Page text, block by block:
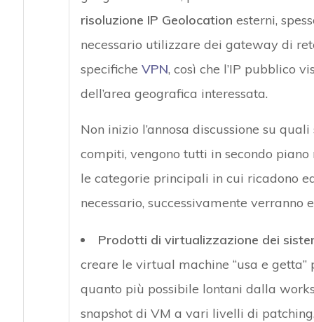
risoluzione IP Geolocation esterni,
necessario utilizzare dei gateway di
specifiche VPN, così che l’IP pubblico
dell’area geografica interessata.
Non inizio l’annosa discussione su
compiti, vengono tutti in secondo
le categorie principali in cui ricadono
necessario, successivamente verranno
Prodotti di virtualizzazione dei
creare le virtual machine “usa e getta”
quanto più possibile lontani dalla
snapshot di VM a vari livelli di